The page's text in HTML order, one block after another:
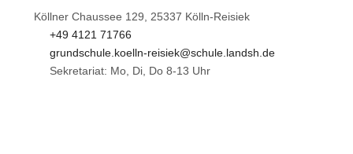
Köllner Chaussee 129, 25337 Kölln-Reisiek
+49 4121 71766
grundschule.koelln-reisiek@schule.landsh.de
Sekretariat: Mo, Di, Do 8-13 Uhr